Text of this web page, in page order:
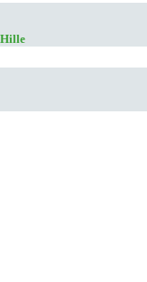
Hille